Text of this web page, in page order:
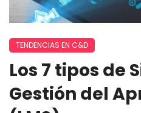
TENDENCIAS EN C&D
Los 7 tipos de
Gestión del